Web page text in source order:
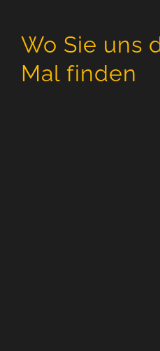
Wo Sie uns
Mal finden